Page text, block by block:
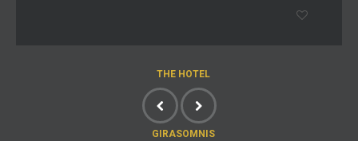
THE HOTEL
GIRASOMNIS